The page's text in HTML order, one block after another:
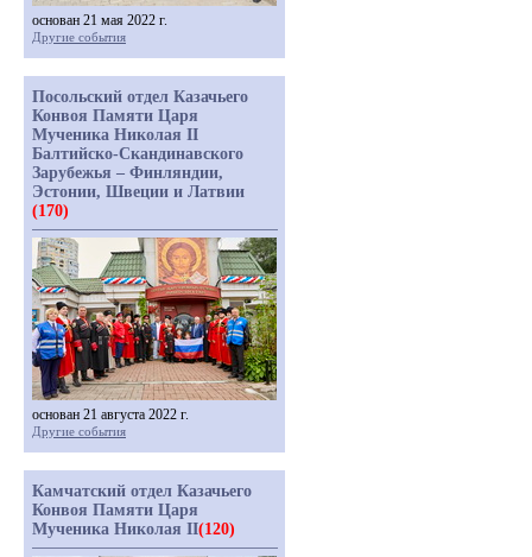
основан 21 мая 2022 г.
Другие события
Посольский отдел Казачьего
Конвоя Памяти Царя
Мученика Николая II
Балтийско-Скандинавского
Зарубежья – Финляндии,
Эстонии, Швеции и Латвии
(170)
основан 21 августа 2022 г.
Другие события
Камчатский отдел Казачьего
Конвоя Памяти Царя
Мученика Николая II(120)